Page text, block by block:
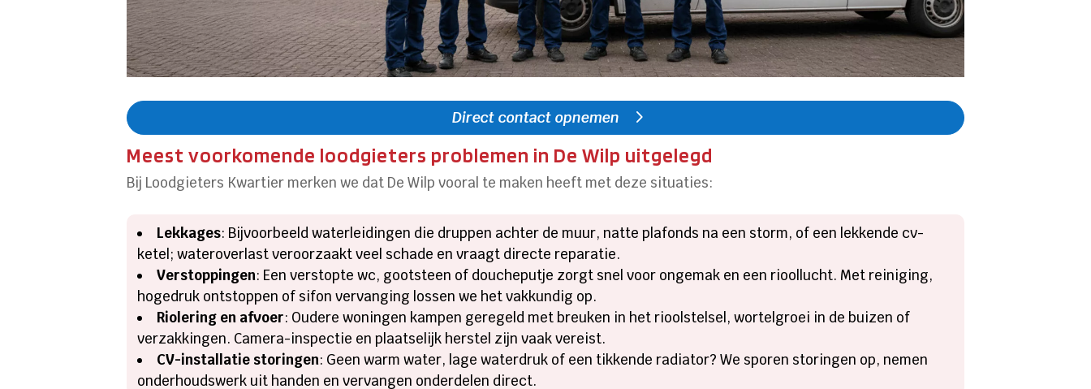
Direct contact opnemen
Meest voorkomende loodgieters problemen in De Wilp uitgelegd
Bij Loodgieters Kwartier merken we dat De Wilp vooral te maken heeft met deze situaties:
Lekkages: Bijvoorbeeld waterleidingen die druppen achter de muur, natte plafonds na een storm, of een lekkende cv-
ketel; wateroverlast veroorzaakt veel schade en vraagt directe reparatie.
Verstoppingen: Een verstopte wc, gootsteen of doucheputje zorgt snel voor ongemak en een rioollucht. Met reiniging,
hogedruk ontstoppen of sifon vervanging lossen we het vakkundig op.
Riolering en afvoer: Oudere woningen kampen geregeld met breuken in het rioolstelsel, wortelgroei in de buizen of
verzakkingen. Camera-inspectie en plaatselijk herstel zijn vaak vereist.
CV-installatie storingen: Geen warm water, lage waterdruk of een tikkende radiator? We sporen storingen op, nemen
onderhoudswerk uit handen en vervangen onderdelen direct.